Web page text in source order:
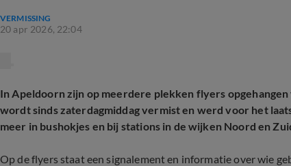
VERMISSING
20 apr 2026, 22:04
In Apeldoorn zijn op meerdere plekken flyers
wordt sinds zaterdagmiddag vermist en werd voor het
meer in bushokjes en bij stations in de wijken Noord en
Op de flyers staat een signalement en informatie over wie